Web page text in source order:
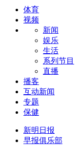
体育
视频
新闻
娱乐
生活
系列节目
直播
播客
互动新闻
专题
保健
新明日报
早报俱乐部